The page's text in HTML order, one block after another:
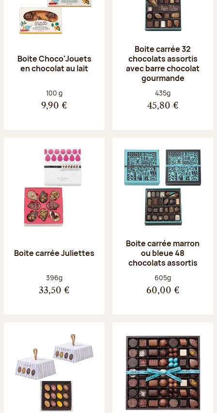
Boite Choco'Jouets
en chocolat au lait
Poids net :
100 g
9,90 €
Boite carrée 32
chocolats assortis
avec barre chocolat
gourmande
Poids net :
435g
45,80 €
Boite carrée Juliettes
Poids net :
396g
33,50 €
Boite carrée marron
ou bleue 48
chocolats assortis
Poids net :
605g
60,00 €